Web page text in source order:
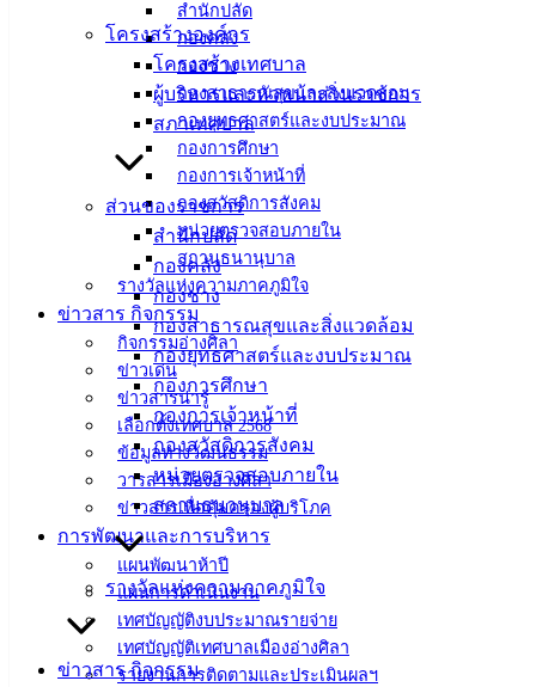
สำนักปลัด
กองคลัง
กองช่าง
กองสาธารณสุขและสิ่งแวดล้อม
กองยุทธศาสตร์และงบประมาณ
กองการศึกษา
กองการเจ้าหน้าที่
กองสวัสดิการสังคม
หน่วยตรวจสอบภายใน
สถานธนานุบาล
รางวัลแห่งความภาคภูมิใจ
ข่าวสาร กิจกรรม
กิจกรรมอ่างศิลา
ข่าวเด่น
ข่าวสารน่ารู้
เลือกตั้งเทศบาล 2568
ข้อมูลทางวัฒนธรรม
วารสารเมืองอ่างศิลา
ข่าวสารเพื่อคุ้มครองผู้บริโภค
การพัฒนาและการบริหาร
แผนพัฒนาห้าปี
แผนการดำเนินงาน
เทศบัญญัติงบประมาณรายจ่าย
เทศบัญญัติเทศบาลเมืองอ่างศิลา
รายงานการติดตามและประเมินผลฯ
โครงสร้างองค์กร
โครงสร้างเทศบาล
ผู้บริหารและหัวหน้าส่วนราชการ
สภาเทศบาล
ส่วนของราชการ
สำนักปลัด
กองคลัง
กองช่าง
กองสาธารณสุขและสิ่งแวดล้อม
กองยุทธศาสตร์และงบประมาณ
กองการศึกษา
กองการเจ้าหน้าที่
กองสวัสดิการสังคม
หน่วยตรวจสอบภายใน
สถานธนานุบาล
รางวัลแห่งความภาคภูมิใจ
ข่าวสาร กิจกรรม
ลินๆ 5 กิจกรรม ได้แก่ การเคลื่อนไหวประกอบอุปกรณ์ การโรย
ทรายสี เก้าอี้ดนตรี ชวนหนูแต่งกาย และระบายสีตุ๊กตาปูนปั้น
เพื่อส่งเสริมกิจกรรมด้านการเคลื่อนไหวร่างกาย รวมทั้ง
พัฒนาการของเด็กๆครบทุกด้าน ให้มีความสมบูรณ์แข็งแรงทั้ง
ร่างกาย จิตใจ อารมณ์ สังคม และสติปัญญา
: งานบริการและเผยแพร่วิชาการ กองยุทะศาสตร์และงบ
ประมาณ เทศบาลเมืองอ่างศิลา
เทศบาล
เมืองอ่าง
สำนักงาน
เทศบาลเมือง
อ่างศิลา 90/338
ม.3 ต.เสม็ด
อ.เมือง จ.ชลบุรี